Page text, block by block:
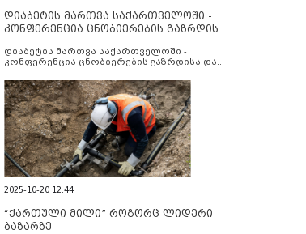
დიაბეტის მართვა საქართველოში -
კონფერენცია ცნობიერების გაზრდისა
დიაბეტის მართვა საქართველოში -
კონფერენცია ცნობიერების გაზრდისა და
2025-10-20 12:44
“ქართული მილი” როგორც ლიდერი
ბაზარზე